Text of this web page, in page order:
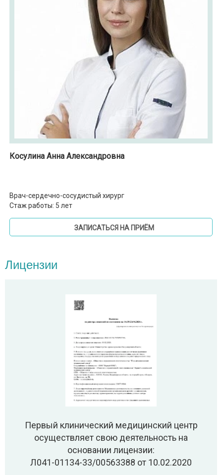
Косулина Анна Александровна
Врач-сердечно-сосудистый хирург
Стаж работы: 5 лет
ЗАПИСАТЬСЯ НА ПРИЁМ
Лицензии
Первый клинический медицинский центр
осуществляет свою деятельность на
основании лицензии:
Л041-01134-33/00563388 от 10.02.2020